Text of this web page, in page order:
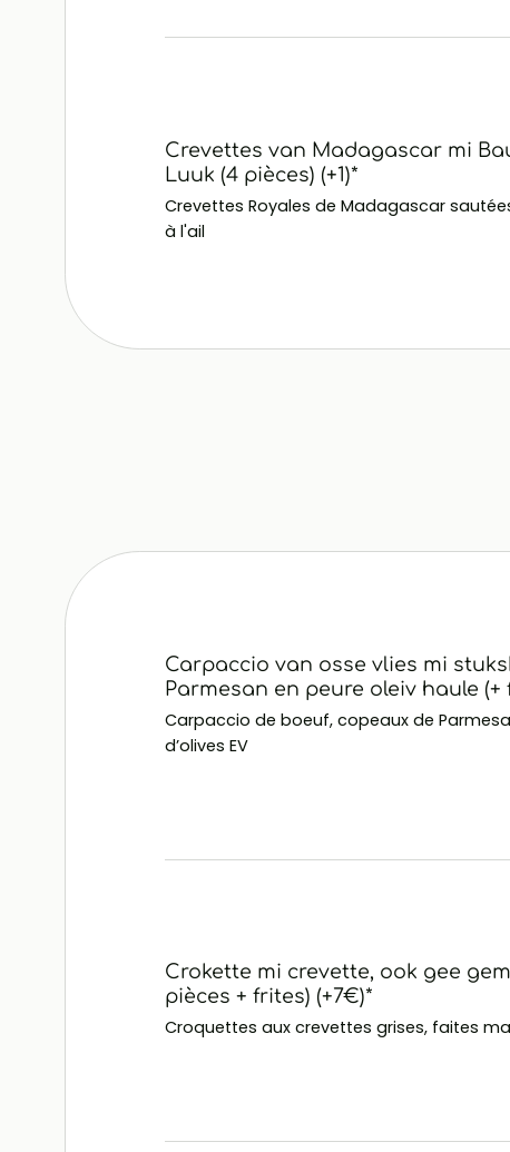
Crevettes van Madagascar mi
Luuk (4 pièces) (+1)*
Crevettes Royales de Madagascar
à l'ail
Carpaccio van osse vlies mi
Parmesan en peure oleiv haule (+
Carpaccio de boeuf, copeaux de
d’olives EV
Crokette mi crevette, ook gee
pièces + frites) (+7€)*
Croquettes aux crevettes grises, faites